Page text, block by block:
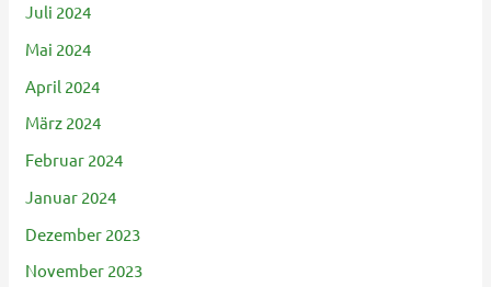
Juli 2024
Mai 2024
April 2024
März 2024
Februar 2024
Januar 2024
Dezember 2023
November 2023